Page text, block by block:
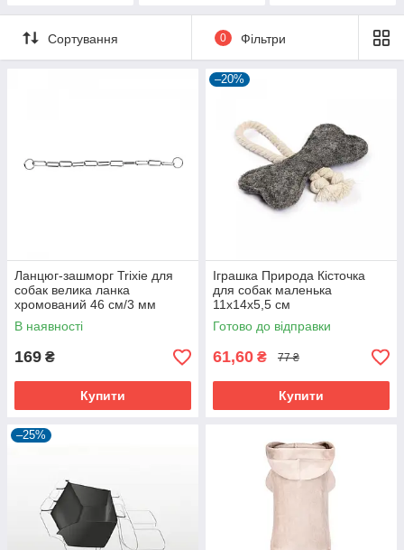
Сортування 0 Фільтри
Ланцюг-зашморг Trixie для
собак велика ланка
хромований 46 см/3 мм
В наявності
169 ₴
Купити
–20%
Іграшка Природа Кісточка
для собак маленька
11х14х5,5 см
Готово до відправки
61,60 ₴ 77 ₴
Купити
–25%